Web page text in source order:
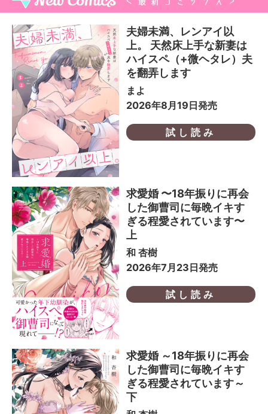
夫婦未満、レンアイ以
上。 天然床上手な新妻は
ハイスペ（+微ヘタレ）夫
を翻弄します
まよ
2026年8月19日発売
試し読み
求愛婚 〜18年振りに再会
した御曹司に毎晩イキす
ぎる程愛されています〜
上
和 杏樹
2026年7月23日発売
試し読み
求愛婚 ～18年振りに再会
した御曹司に毎晩イキす
ぎる程愛されています～
下